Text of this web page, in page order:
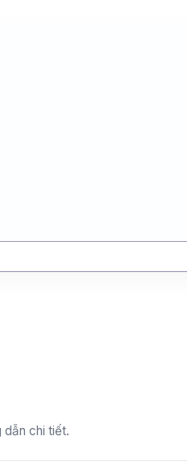
dẫn chi tiết.